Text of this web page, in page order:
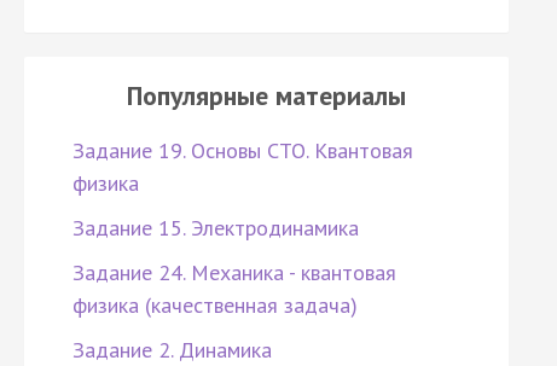
Популярные материалы
Задание 19. Основы СТО. Квантовая
физика
Задание 15. Электродинамика
Задание 24. Механика - квантовая
физика (качественная задача)
Задание 2. Динамика